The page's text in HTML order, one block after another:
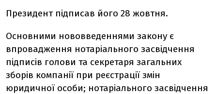
Президент підписав його 28 жовтня.
Основними нововведеннями закону є
впровадження нотаріального засвідчення
підписів голови та секретаря загальних
зборів компанії при реєстрації змін
юридичної особи; нотаріального засвідчення